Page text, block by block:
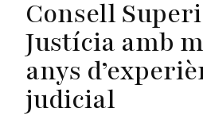
Consell
Justícia amb
anys
judicial